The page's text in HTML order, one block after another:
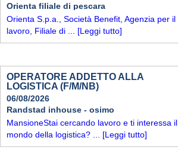
Orienta filiale di pescara
Orienta S.p.a., Società Benefit, Agenzia per il
lavoro, Filiale di ... [Leggi tutto]
OPERATORE ADDETTO ALLA
LOGISTICA (F/M/NB)
06/08/2026
Randstad inhouse - osimo
MansioneStai cercando lavoro e ti interessa il
mondo della logistica? ... [Leggi tutto]